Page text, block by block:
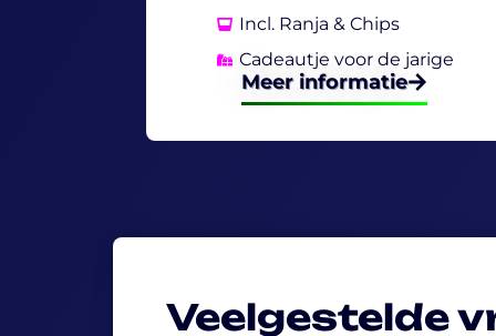
Incl. Ranja & Chips
Cadeautje voor de jarige
Meer informatie
Veelgestelde